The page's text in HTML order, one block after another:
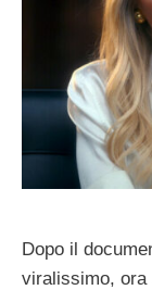
Dopo il
viralissimo, ora